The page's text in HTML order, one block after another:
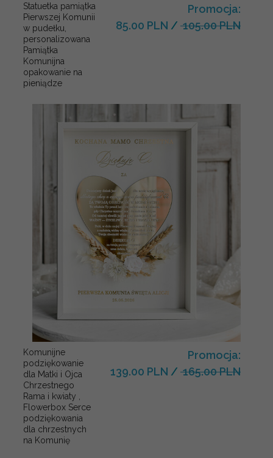
Statuetka pamiątka
Pierwszej Komunii
w pudełku,
personalizowana
Pamiątka
Komunijna
opakowanie na
pieniądze
Promocja:
85.00 PLN / 105.00 PLN
Komunijne
podziękowanie
dla Matki i Ojca
Chrzestnego
Rama i kwiaty ,
Flowerbox Serce
podziękowania
dla chrzestnych
na Komunię
Promocja:
139.00 PLN / 165.00 PLN